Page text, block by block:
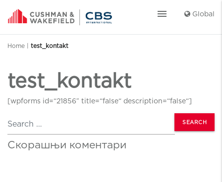
menu Global
Home test_kontakt
test_kontakt
[wpforms id=“21856″ title=“false“ description=“false“]
Скорашњи коментари